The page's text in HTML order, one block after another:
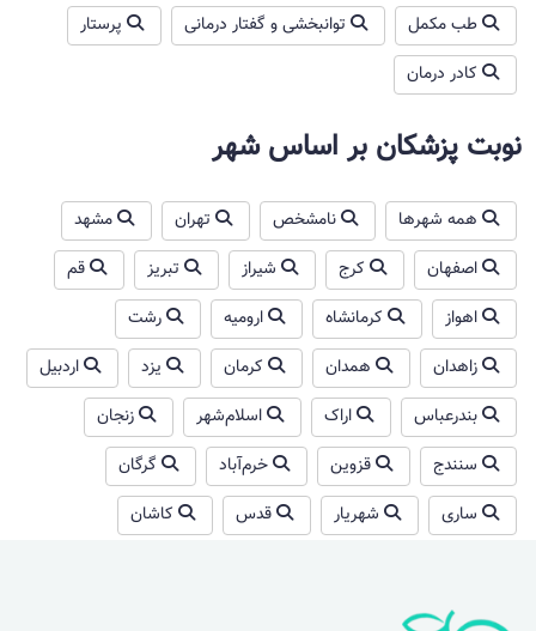
طب مکمل
توانبخشی و گفتار درمانی
پرستار
کادر درمان
نوبت پزشکان بر اساس شهر
همه شهرها نامشخص تهران
مشهد
اصفهان
کرج شیراز تبریز
قم
اهواز
کرمانشاه ارومیه
رشت
زاهدان
همدان کرمان یزد
اردبیل
بندرعباس
اراک اسلام‌شهر
زنجان
سنندج
قزوین خرم‌آباد
گرگان
ساری
شهریار قدس کاشان